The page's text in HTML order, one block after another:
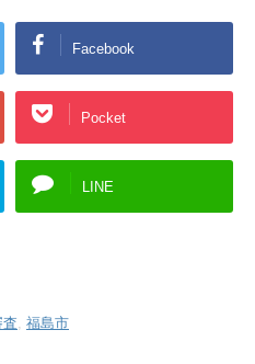
Facebook
Pocket
LINE
査, 福島市